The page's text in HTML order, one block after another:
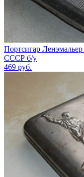
Портсигар Ленэмальер
СССР б/у
469 руб.